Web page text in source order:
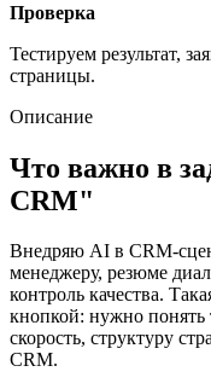
Проверка
Тестируем результат,
страницы.
Описание
Что важно в
CRM"
Внедряю AI в CRM-
менеджеру, резюме
контроль качества.
кнопкой: нужно
скорость, структуру
CRM.